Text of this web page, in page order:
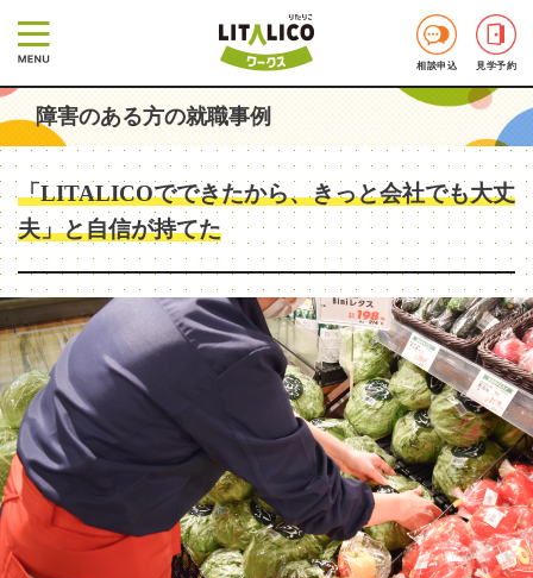
相談申込 見学予約
障害のある方の就職事例
「LITALICOでできたから、きっと会社でも大丈
夫」と自信が持てた